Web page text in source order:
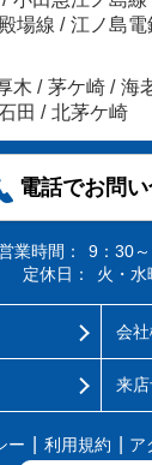
場線 / 江ノ島電
木 / 茅ケ崎 / 海
田 / 北茅ケ崎
電話でお問
業時間：
9：30
定休日：
火・水
会
来
ー 利用規約 ア